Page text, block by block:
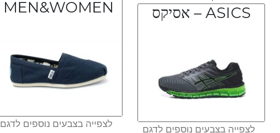
MEN&WOMEN
לצפייה בצבעים נוספים לדגם
ASICS – אסיקס
לצפייה בצבעים נוספים לדגם